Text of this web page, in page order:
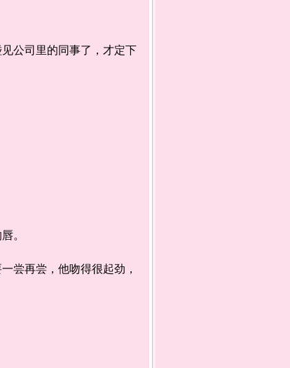
公司里的同事了，才定下
。
尝再尝，他吻得很起劲，